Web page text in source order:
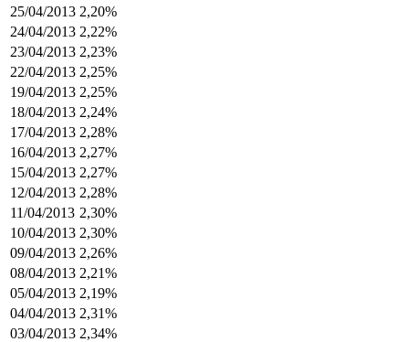
25/04/2013 2,20%
24/04/2013 2,22%
23/04/2013 2,23%
22/04/2013 2,25%
19/04/2013 2,25%
18/04/2013 2,24%
17/04/2013 2,28%
16/04/2013 2,27%
15/04/2013 2,27%
12/04/2013 2,28%
11/04/2013 2,30%
10/04/2013 2,30%
09/04/2013 2,26%
08/04/2013 2,21%
05/04/2013 2,19%
04/04/2013 2,31%
03/04/2013 2,34%